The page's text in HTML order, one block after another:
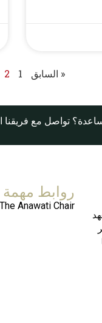
« السابق 1
2
تواصل مع
روابط مهمة
The Anawati Chair